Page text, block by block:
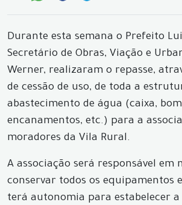
Durante esta semana o Prefeito
Secretário de Obras, Viação e
Werner, realizaram o repasse,
de cessão de uso, de toda a
abastecimento de água (caixa,
encanamentos, etc.) para a
moradores da Vila Rural.
A associação será responsável em
conservar todos os equipamentos
terá autonomia para estabelecer